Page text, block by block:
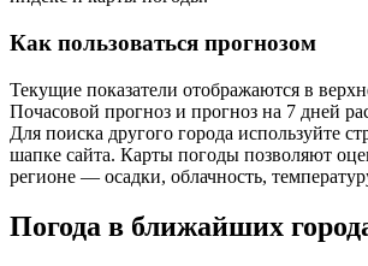
Как пользоваться прогнозом
Текущие показатели отображаются в
Почасовой прогноз и прогноз на 7 дней
Для поиска другого города используйте
шапке сайта. Карты погоды позволяют
регионе — осадки, облачность,
Погода в ближайших